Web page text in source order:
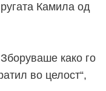
Камила од
како го
во целост“,